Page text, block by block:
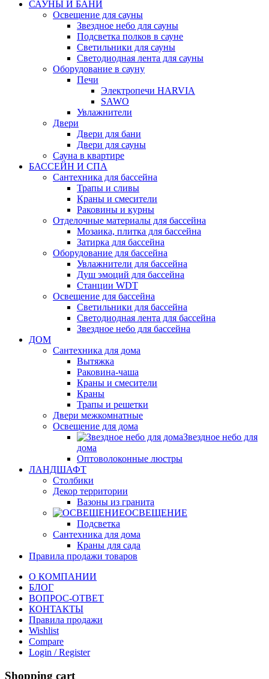
САУНЫ И БАНИ
Освещение для сауны
Звездное небо для сауны
Подсветка полков в сауне
Светильники для сауны
Светодиодная лента для сауны
Оборудование в сауну
Печи
Электропечи HARVIA
SAWO
Увлажнители
Двери
Двери для бани
Двери для сауны
Сауна в квартире
БАССЕЙН И СПА
Сантехника для бассейна
Трапы и сливы
Краны и смесители
Раковины и курны
Отделочные материалы для бассейна
Мозаика, плитка для бассейна
Затирка для бассейна
Оборудование для бассейна
Увлажнители для бассейна
Душ эмоций для бассейна
Станции WDT
Освещение для бассейна
Светильники для бассейна
Светодиодная лента для бассейна
Звездное небо для бассейна
ДОМ
Сантехника для дома
Вытяжка
Раковина-чаша
Краны и смесители
Краны
Трапы и решетки
Двери межкомнатные
Освещение для дома
Звездное небо для
дома
Оптоволоконные люстры
ЛАНДШАФТ
Столбики
Декор территории
Вазоны из гранита
ОСВЕЩЕНИЕ
Подсветка
Сантехника для дома
Краны для сада
Правила продажи товаров
О КОМПАНИИ
БЛОГ
ВОПРОС-ОТВЕТ
КОНТАКТЫ
Правила продажи
Wishlist
Compare
Login / Register
Shopping cart